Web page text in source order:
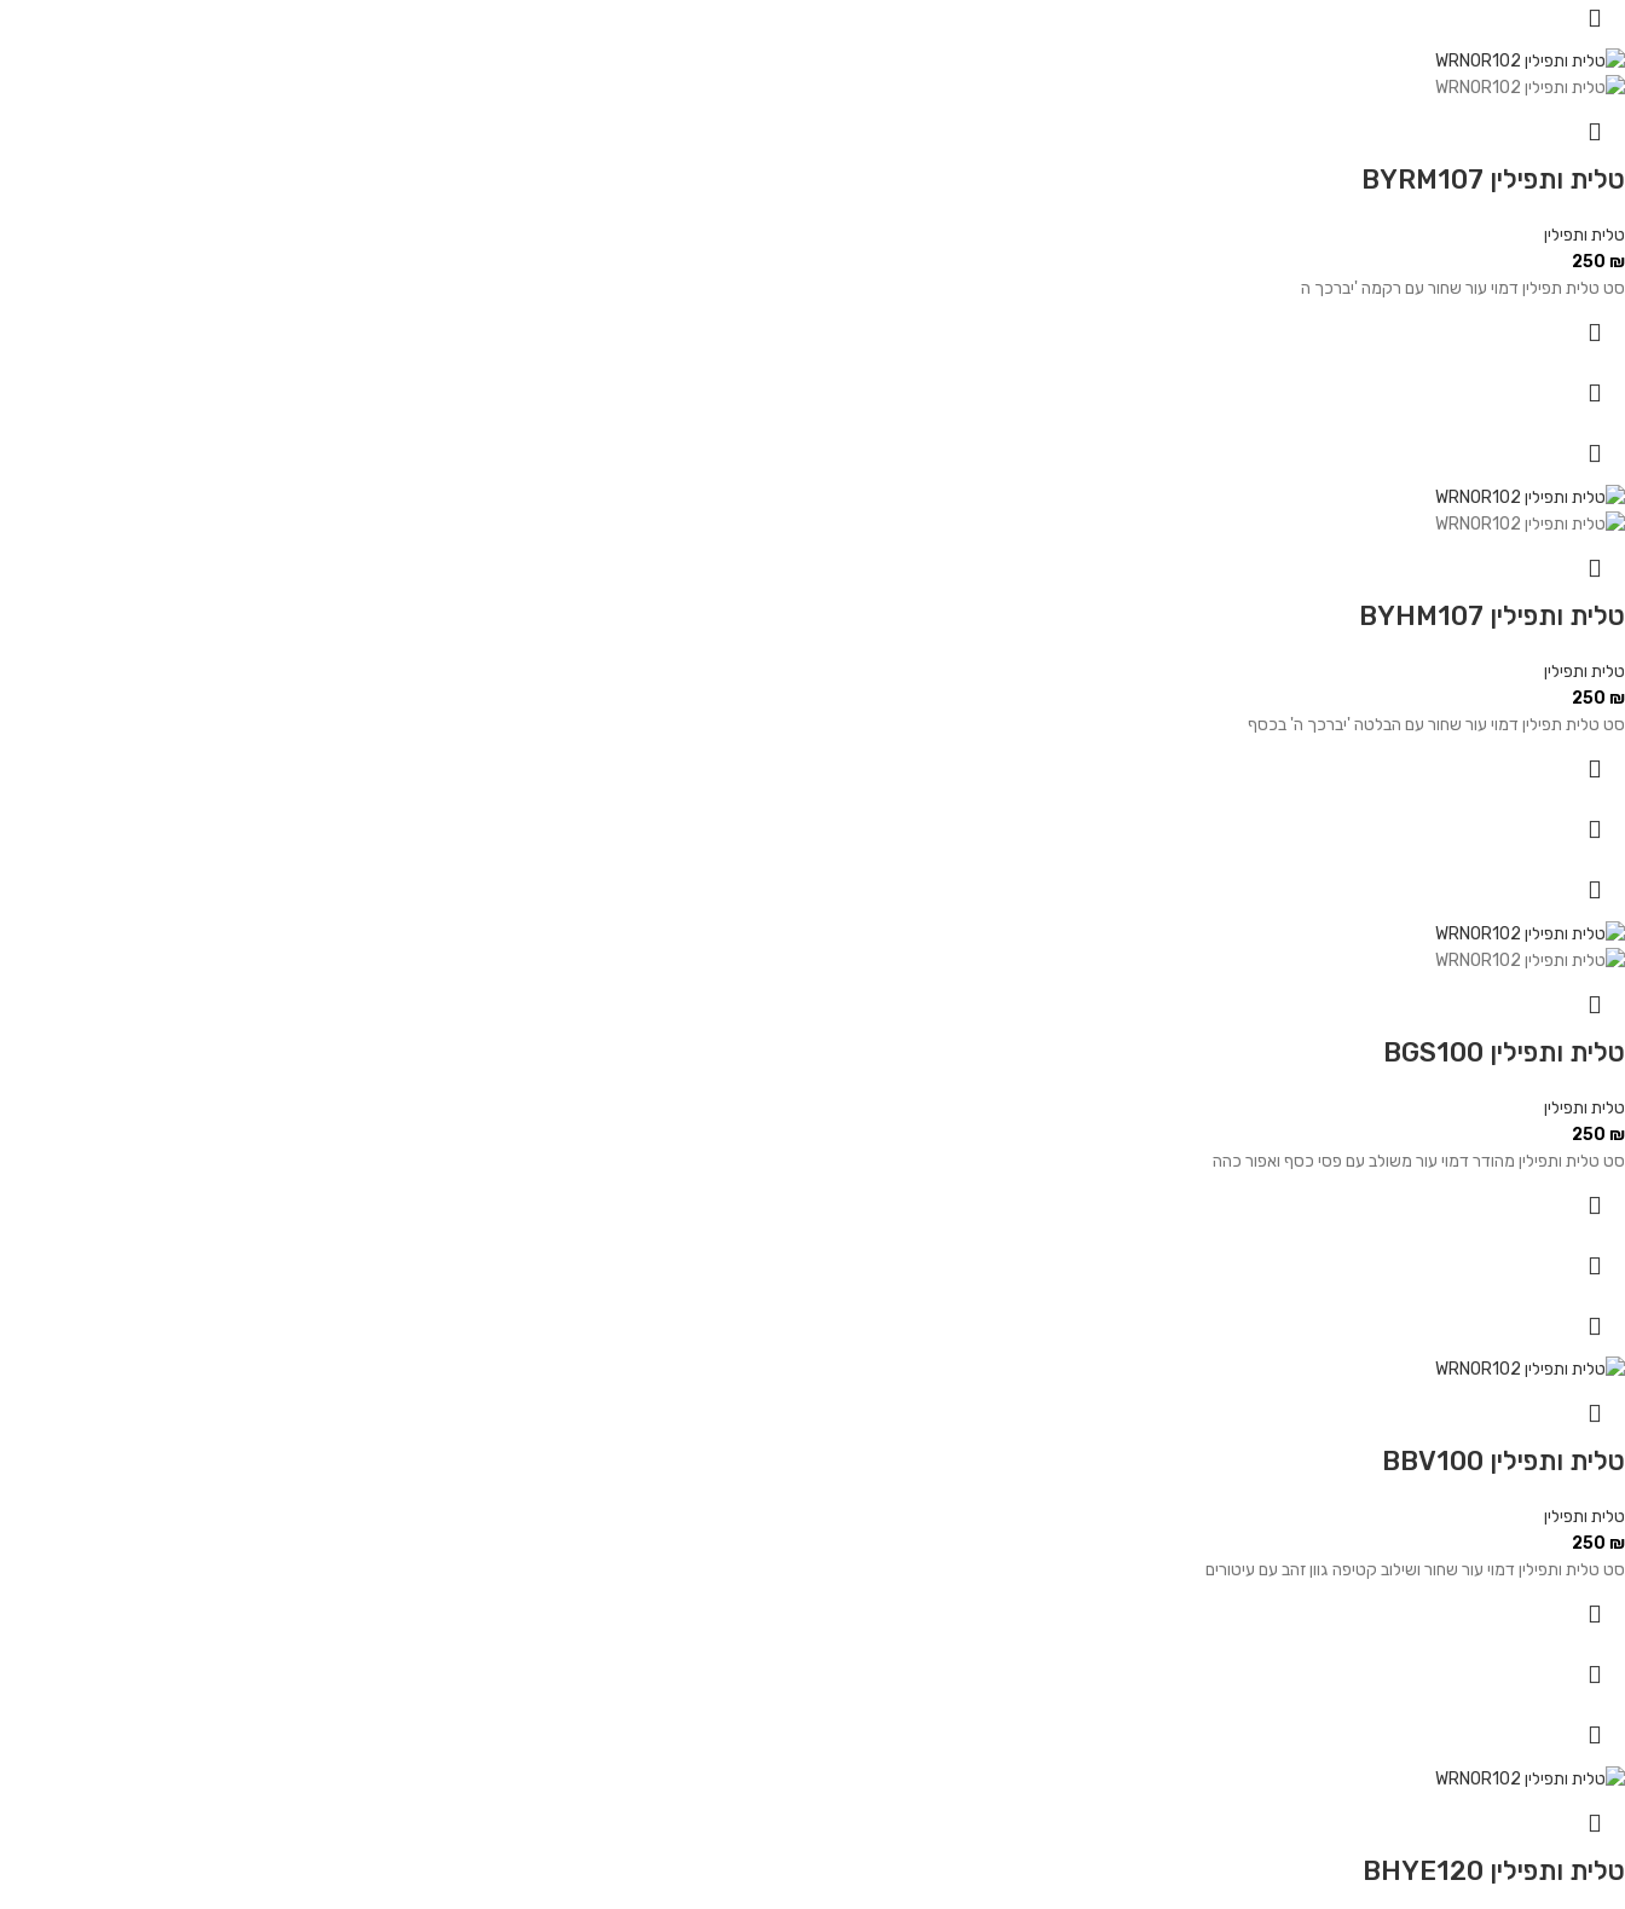
טלית ותפילין BYRM107
טלית ותפילין
250 ₪
סט טלית תפילין דמוי עור שחור עם רקמה 'יברכך ה
טלית ותפילין BYHM107
טלית ותפילין
250 ₪
סט טלית תפילין דמוי עור שחור עם הבלטה 'יברכך ה' בכסף
טלית ותפילין BGS100
טלית ותפילין
250 ₪
סט טלית ותפילין מהודר דמוי עור משולב עם פסי כסף ואפור כהה
טלית ותפילין BBV100
טלית ותפילין
250 ₪
סט טלית ותפילין דמוי עור שחור ושילוב קטיפה גוון זהב עם עיטורים
טלית ותפילין BHYE120